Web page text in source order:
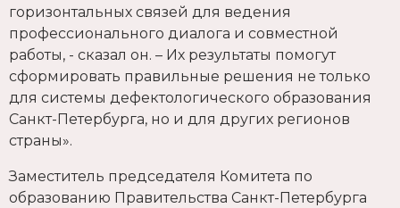
горизонтальных связей для ведения
профессионального диалога и совместной
работы, - сказал он. – Их результаты помогут
сформировать правильные решения не только
для системы дефектологического образования
Санкт-Петербурга, но и для других регионов
страны».
Заместитель председателя Комитета по
образованию Правительства Санкт-Петербурга